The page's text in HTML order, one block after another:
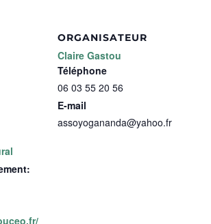
ORGANISATEUR
Claire Gastou
Téléphone
06 03 55 20 56
E-mail
assoyogananda@yahoo.fr